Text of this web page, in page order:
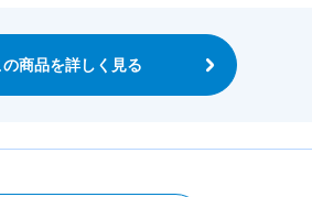
の商品を詳しく見る